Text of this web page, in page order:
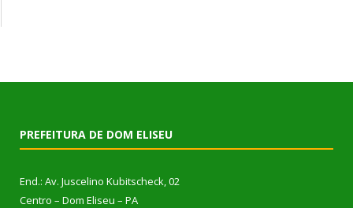
PREFEITURA DE DOM ELISEU
End.: Av. Juscelino Kubitscheck, 02
Centro – Dom Eliseu – PA